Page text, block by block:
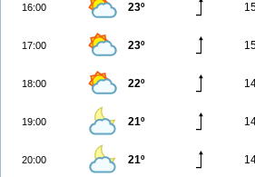
16:00 23º
17:00 23º
18:00 22º
19:00 21º
20:00 21º